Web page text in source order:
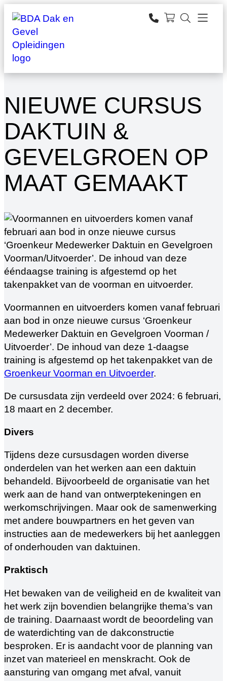
Ga
naar
de
inhoud
NIEUWE CURSUS
DAKTUIN &
GEVELGROEN OP
MAAT GEMAAKT
Voormannen en uitvoerders komen vanaf februari
aan bod in onze nieuwe cursus ‘Groenkeur
Medewerker Daktuin en Gevelgroen Voorman /
Uitvoerder’. De inhoud van deze 1-daagse
training is afgestemd op het takenpakket van de
Groenkeur Voorman en Uitvoerder.
De cursusdata zijn verdeeld over 2024: 6 februari,
18 maart en 2 december.
Divers
Tijdens deze cursusdagen worden diverse
onderdelen van het werken aan een daktuin
behandeld. Bijvoorbeeld de organisatie van het
werk aan de hand van ontwerptekeningen en
werkomschrijvingen. Maar ook de samenwerking
met andere bouwpartners en het geven van
instructies aan de medewerkers bij het aanleggen
of onderhouden van daktuinen.
Praktisch
Het bewaken van de veiligheid en de kwaliteit van
het werk zijn bovendien belangrijke thema’s van
de training. Daarnaast wordt de beoordeling van
de waterdichting van de dakconstructie
besproken. Er is aandacht voor de planning van
inzet van materieel en menskracht. Ook de
aansturing van omgang met afval, vanuit